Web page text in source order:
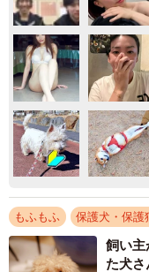
もふもふ 保護犬・保護
飼い主
た犬